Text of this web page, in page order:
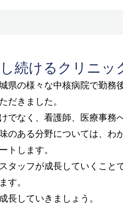
続けるクリニッ
県の様々な中核病院で勤務
だきました。
でなく、看護師、医療事務
のある分野については、わ
トします。
タッフが成長していくこと
す。
長していきましょう。